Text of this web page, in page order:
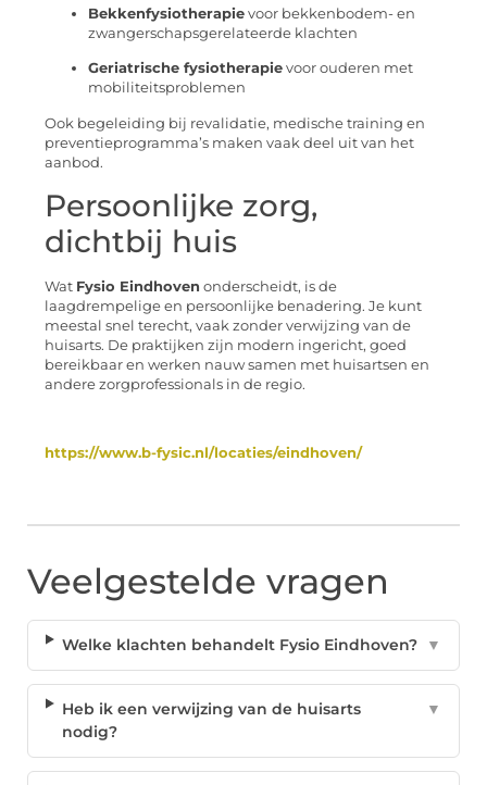
Bekkenfysiotherapie voor bekkenbodem- en
zwangerschapsgerelateerde klachten
Geriatrische fysiotherapie voor ouderen met
mobiliteitsproblemen
Ook begeleiding bij revalidatie, medische training en
preventieprogramma’s maken vaak deel uit van het
aanbod.
Persoonlijke zorg,
dichtbij huis
Wat Fysio Eindhoven onderscheidt, is de
laagdrempelige en persoonlijke benadering. Je kunt
meestal snel terecht, vaak zonder verwijzing van de
huisarts. De praktijken zijn modern ingericht, goed
bereikbaar en werken nauw samen met huisartsen en
andere zorgprofessionals in de regio.
https://www.b-fysic.nl/locaties/eindhoven/
Veelgestelde vragen
Welke klachten behandelt Fysio Eindhoven? ▼
Heb ik een verwijzing van de huisarts
nodig?
▼